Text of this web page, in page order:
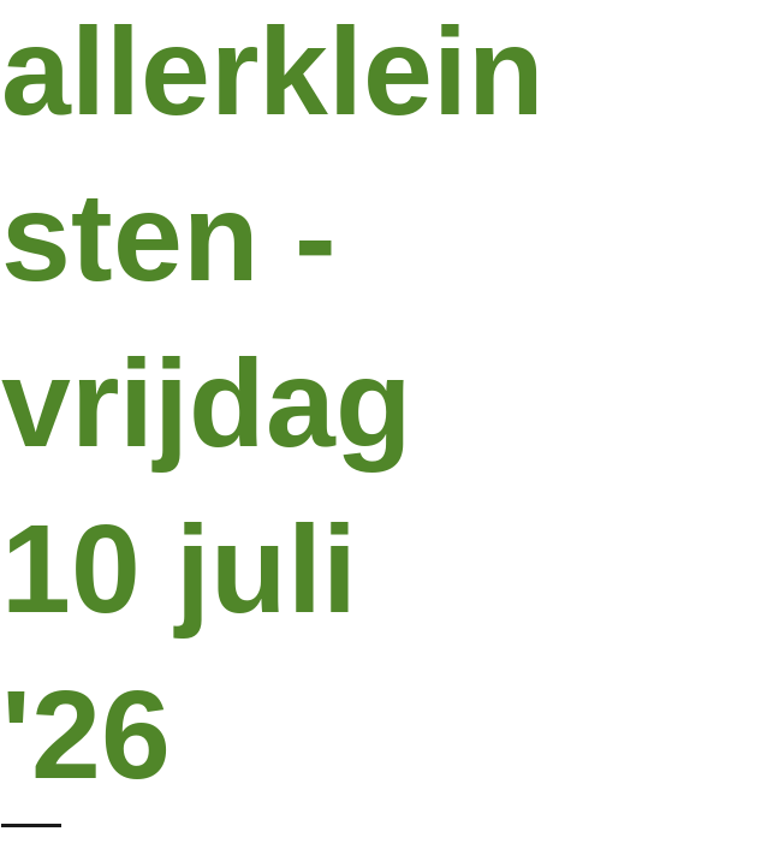
allerklein
sten -
vrijdag
10 juli
'26